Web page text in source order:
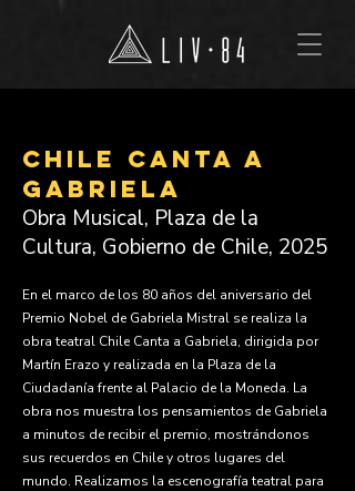
Chile Canta a
Gabriela
Obra Musical, Plaza de la
Cultura, Gobierno de Chile, 2025
En el marco de los 80 años del aniversario del
Premio Nobel de Gabriela Mistral se realiza la
obra teatral Chile Canta a Gabriela, dirigida por
Martín Erazo y realizada en la Plaza de la
Ciudadanía frente al Palacio de la Moneda. La
obra nos muestra los pensamientos de Gabriela
a minutos de recibir el premio, mostrándonos
sus recuerdos en Chile y otros lugares del
mundo. Realizamos la escenografía teatral para